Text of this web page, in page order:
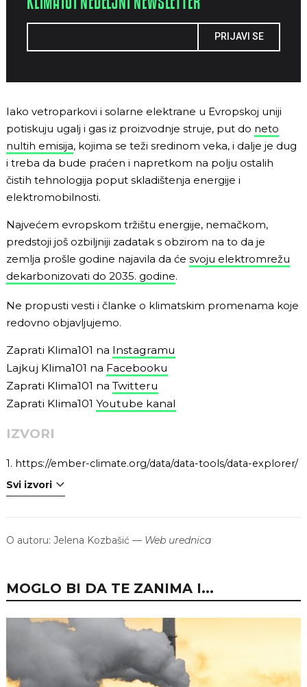
PRIJAVI SE
Iako vetroparkovi i solarne elektrane u Evropskoj uniji
potiskuju ugalj i gas iz proizvodnje struje, put do neto
nultih emisija, kojima se teži sredinom veka, i dalje je dug
i treba da bude praćen i napretkom na polju ostalih
čistih tehnologija poput skladištenja energije i
elektromobilnosti.
Najvećem evropskom tržištu energije, nemačkom,
predstoji još ozbiljniji zadatak s obzirom na to da je
zemlja prošle godine najavila da će svoju elektromrežu
dekarbonizovati do 2035. godine.
Ne propusti vesti i članke o klimatskim promenama koje
redovno objavljujemo.
Zaprati Klima101 na Instagramu
Lajkuj Klima101 na Facebooku
Zaprati Klima101 na Twitteru
Zaprati Klima101 Youtube kanal
IZVORI
1. https://ember-climate.org/data/data-tools/data-explorer/
Svi izvori
O autoru: Jelena Kozbašić — Web urednica
MOGLO BI DA TE ZANIMA I...